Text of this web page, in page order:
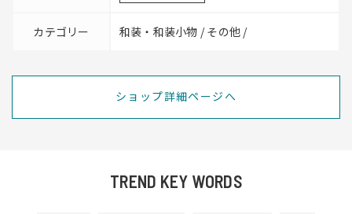
カテゴリー 和装・和装小物 / その他 /
ショップ詳細ページへ
TREND KEY WORDS